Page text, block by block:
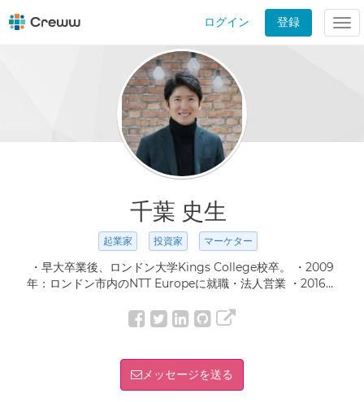
ログイン 登録
千葉 史生
起業家 投資家 マーケター
・早大卒業後、ロンドン大学Kings College校卒。 ・2009
年：ロンドン市内のNTT Europeに就職・法人営業 ・2016年
社NOW ROOMを創業し代表取締役。
メッセージを送る